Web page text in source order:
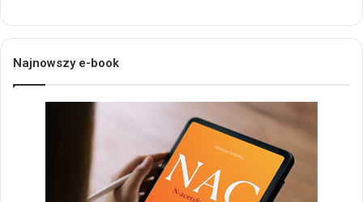
Najnowszy e-book